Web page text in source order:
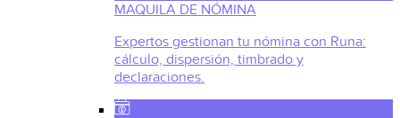
MAQUILA DE NÓMINA
Expertos gestionan tu nómina con Runa:
cálculo, dispersión, timbrado y
declaraciones.